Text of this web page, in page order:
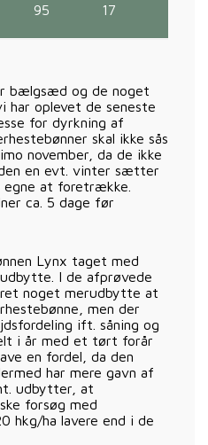
95 17
bælgsæd og de noget
har oplevet de seneste
for dyrkning af
skal ikke sås
november, da de ikke
en evt. vinter sætter
at foretrække.
ca. 5 dage før
Lynx taget med
I de afprøvede
noget merudbytte at
men der
ift. såning og
i år med et tørt forår
en fordel, da den
har mere gavn af
udbytter, at
forsøg med
hkg/ha lavere end i de